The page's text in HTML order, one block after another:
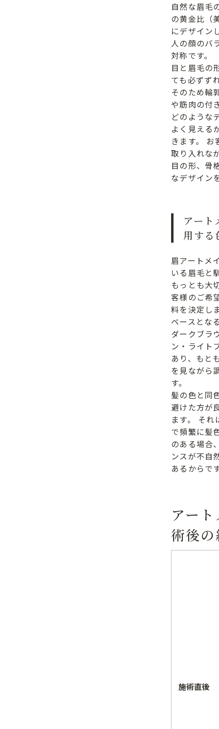
自然な眉毛
の黄金比（
にデザイン
人の顔のバ
対称です。
目と眉毛の
ても必ずず
そのため輪
や筋肉の付
どのような
よく見える
きます。 お
取り入れな
目の形、骨
なデザイン
アート
用する
眉アートメ
いる眉毛と
もっとも大
客様のご希
料を決定し
ベースとな
ダークブラ
ン・ライト
あり、もと
を見ながら
す。
髪の色と同
避けた方が
ます。 そ
で頻繁に髪
のある場合
ンスが不自
あるからで
アー
術後
施術直後